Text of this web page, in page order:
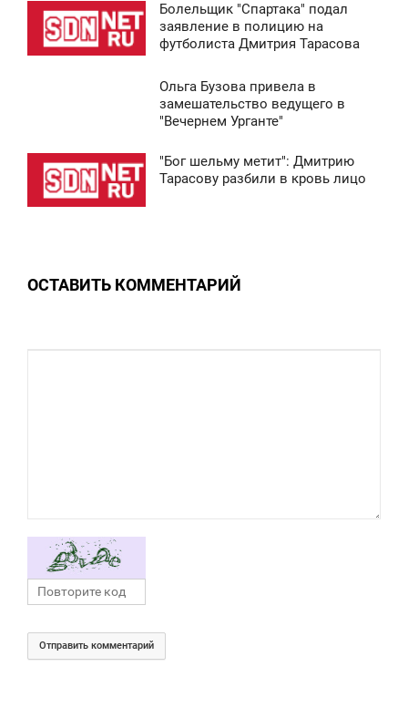
Болельщик "Спартака" подал
заявление в полицию на
футболиста Дмитрия Тарасова
Ольга Бузова привела в
замешательство ведущего в
"Вечернем Урганте"
"Бог шельму метит": Дмитрию
Тарасову разбили в кровь лицо
ОСТАВИТЬ КОММЕНТАРИЙ
Отправить комментарий